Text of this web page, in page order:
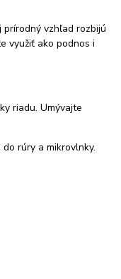
vzhľad rozbijú
využiť ako podnos i
riadu. Umývajte
rúry a mikrovlnky.